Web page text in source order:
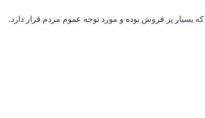
بسیار پر فروش بوده و مورد توجه عموم مردم قرار دارد.